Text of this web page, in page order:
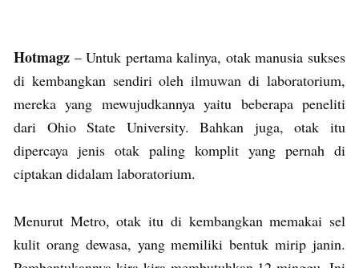
Hotmagz – Untuk pertama kalinya, otak manusia sukses
di kembangkan sendiri oleh ilmuwan di laboratorium,
mereka yang mewujudkannya yaitu beberapa peneliti
dari Ohio State University. Bahkan juga, otak itu
dipercaya jenis otak paling komplit yang pernah di
ciptakan didalam laboratorium.
Menurut Metro, otak itu di kembangkan memakai sel
kulit orang dewasa, yang memiliki bentuk mirip janin.